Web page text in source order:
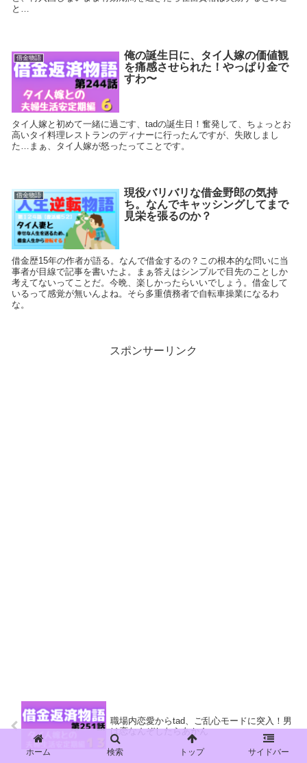
と…
借金物語
俺の誕生日に、タイ人嫁の価値観
を痛感させられた！やっぱり金で
すわ〜
タイ人嫁と初めて一緒に過ごす、tadの誕生日！奮発して、ちょっとお
高いタイ料理レストランのディナーに行ったんですが、失敗しまし
た…まぁ、タイ人嫁が怒ったってことです。
借金物語
現役バリバリな借金野郎の気持
ち。なんでキャッシングしてまで
見栄を張るのか？
借金歴15年の作者が語る。なんで借金するの？この根本的な問いに当
事者が目線で記事を書いたよ。まぁ答えはシンプルで目先のことしか
考えてないってことだ。今晩、楽しかったらいいでしょう。借金して
いるって感覚が無いんよね。そら多重債務者で自転車操業になるわ
な。
スポンサーリンク
職場内恋愛からtad、ご乱心モードに突入！男
は恋なんぞしたらあかん
ホーム 検索 トップ サイドバー